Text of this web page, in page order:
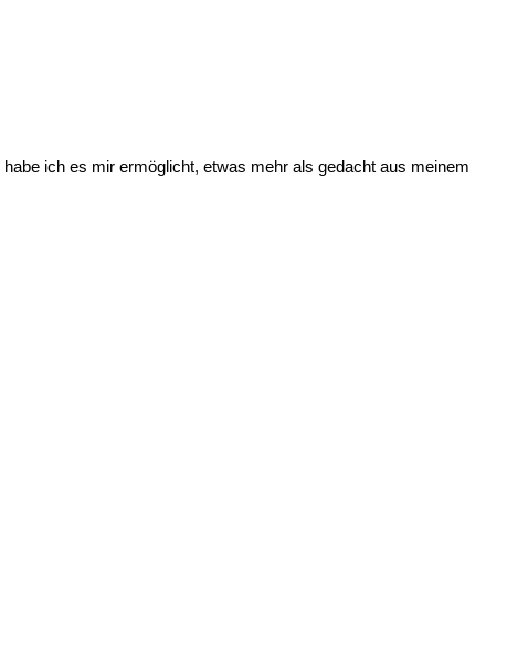
ich es mir ermöglicht, etwas mehr als gedacht aus meinem